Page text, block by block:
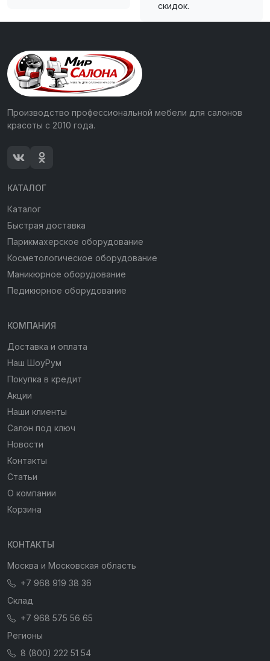
скидок.
Производство профессиональной мебели для салонов
красоты с 2010 года.
КАТАЛОГ
Каталог
Быстрая доставка
Парикмахерское оборудование
Косметологическое оборудование
Маникюрное оборудование
Педикюрное оборудование
КОМПАНИЯ
Доставка и оплата
Наш ШоуРум
Покупка в кредит
Акции
Наши клиенты
Салон под ключ
Новости
Контакты
Статьи
О компании
Корзина
КОНТАКТЫ
Москва и Московская область
+7 968 919 38 36
Склад
+7 968 575 56 65
Регионы
8 (800) 222 51 54